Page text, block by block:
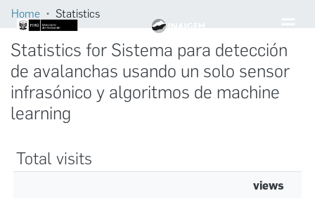
Home Statistics
Statistics for Sistema para detección
de avalanchas usando un solo sensor
infrasónico y algoritmos de machine
learning
Total visits
views